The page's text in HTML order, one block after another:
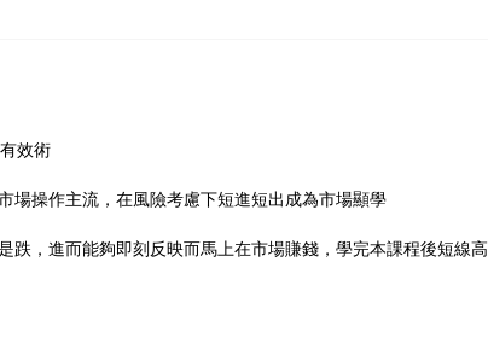
效術
場操作主流，在風險考慮下短進短出成為市場顯學
跌，進而能夠即刻反映而馬上在市場賺錢，學完本課程後短線高